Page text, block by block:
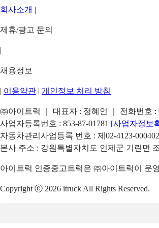
회사소개 |
제휴/광고 문의
|
채용정보
| 이용약관 | 개인정보 처리 방침
㈜아이트럭 ｜ 대표자 : 정혜인 ｜ 전화번호 :
사업자등록번호 : 853-87-01781 [사업자정보
자동차관리사업등록 번호 : 제02-4123-
본사 주소 : 강원특별자치도 인제군 기린면
아이트럭 인증중고트럭은 ㈜아이트럭이 운
Copyright ⓒ 2026 itruck All Rights Reserved.